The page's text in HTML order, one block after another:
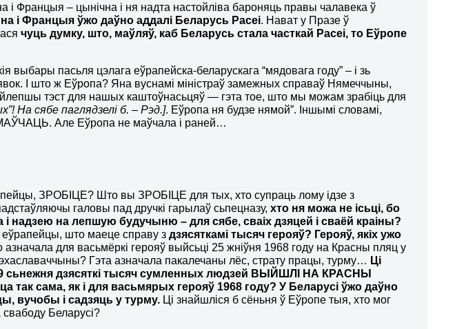
і Францыя – цынічна і ня надта настойліва бароняць правы чалавека ў
і Францыя ўжо даўно аддалі Беларусь Расеі. Нават у Празе ў
чуць думку, што, маўляў, каб Беларусь стала часткай Расеі, то Еўропе
выбары пасьля цэлага еўрапейска-беларускага “мядовага году” – і зь
І што ж Еўропа? Яна вуснамі міністраў замежных справаў Нямеччыны,
тэст для нашых каштоўнасьцяў — гэта тое, што мы можам зрабіць для
На сябе паглядзелі б. – Рэд.]. Еўропа ня будзе нямой”. Іншымі словамі,
Але Еўропа не маўчала і раней…
ЗРОБІЦЕ? Што вы ЗРОБІЦЕ для тых, хто супраць лому ідзе з
галовы пад дручкі гарылаў сьпецназу,хто ня можа не ісьці, бо
і надзею на лепшую будучыню – для сябе, сваіх дзяцей і сваёй краіны?
што маеце справу здзясяткамі тысяч герояў? Герояў, якіх ужо
азначала для васьмёркі герояў выйсьці 25 жніўня 1968 году на Красны пляц у
Гэта азначала пакалечаны лёс, страту працы, турму… Ці
сьнежня дзясяткі тысяч сумленных людзей ВЫЙШЛІ НА КРАСНЫ
так сама, як і для васьмярых герояў 1968 году? У Беларусі ўжо даўно
вучобы і садзяць у турму. Ці знайшліся б сёньня ў Еўропе тыя, хто мог
Беларусі?